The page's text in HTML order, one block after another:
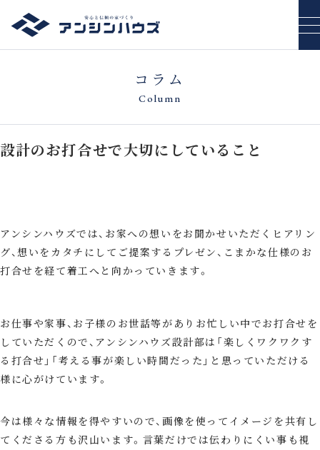
コラム
Column
設計のお打合せで大切にしていること
アンシンハウズでは、お家への想いをお聞かせいただくヒアリン
グ、想いをカタチにしてご提案するプレゼン、こまかな仕様のお
打合せを経て着工へと向かっていきます。
お仕事や家事、お子様のお世話等がありお忙しい中でお打合せを
していただくので、アンシンハウズ設計部は「楽しくワクワクす
る打合せ」「考える事が楽しい時間だった」と思っていただける
様に心がけています。
今は様々な情報を得やすいので、画像を使ってイメージを共有し
てくださる方も沢山います。言葉だけでは伝わりにくい事も視